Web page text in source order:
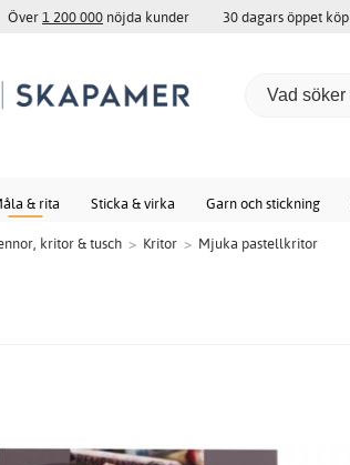
Över1 200 000 nöjda kunder 30 dagars öppet köp
& rita Sticka & virka Garn och stickning
kritor & tusch > Kritor > Mjuka pastellkritor